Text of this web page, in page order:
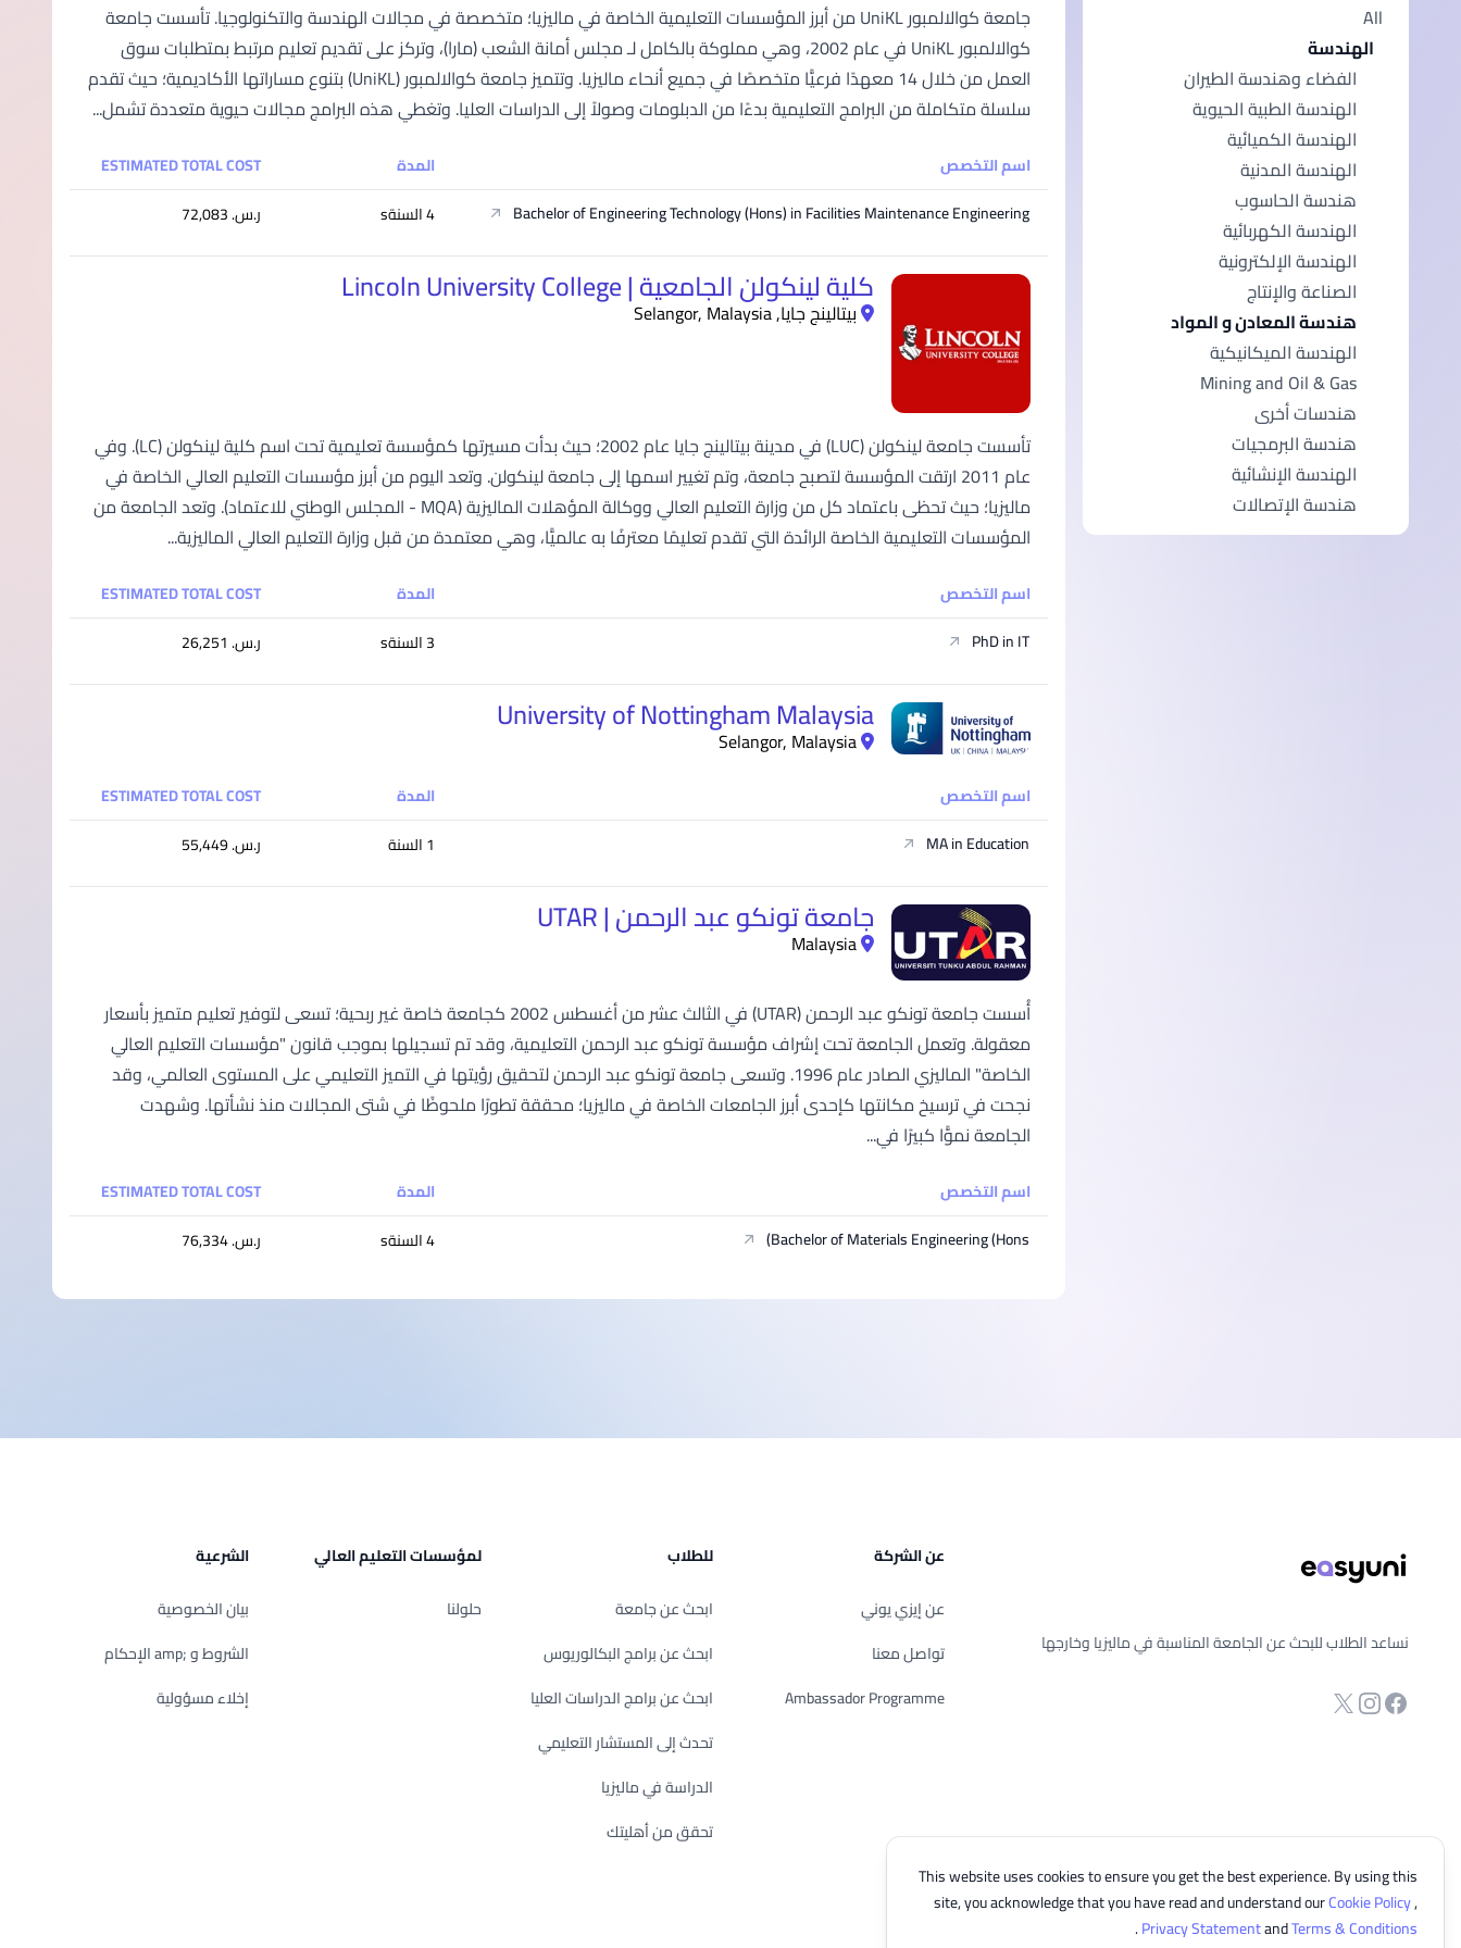
SEGi University Kota Damansara
Management and Science University (MSU)
All
الهندسة
الفضاء وهندسة الطيران
الهندسة الطبية الحيوية
الهندسة الكميائية
الهندسة المدنية
هندسة الحاسوب
الهندسة الكهربائية
الهندسة الإلكترونية
الصناعة والإنتاج
هندسة المعادن و المواد
الهندسة الميكانيكية
Mining and Oil & Gas
هندسات أخرى
هندسة البرمجيات
الهندسة الإنشائية
هندسة الإتصالات
جامعة كوالالمبور UniKL من أبرز المؤسسات التعليمية الخاصة في ماليزيا؛ متخصصة في مجالات الهندسة والتكنولوجيا. تأسست جامعة
كوالالمبور UniKL في عام 2002، وهي مملوكة بالكامل لـ مجلس أمانة الشعب (مارا)، وتركز على تقديم تعليم مرتبط بمتطلبات سوق
العمل من خلال 14 معهدًا فرعيًّا متخصصًا في جميع أنحاء ماليزيا. وتتميز جامعة كوالالمبور (UniKL) بتنوع مساراتها الأكاديمية؛ حيث تقدم
سلسلة متكاملة من البرامج التعليمية بدءًا من الدبلومات وصولاً إلى الدراسات العليا. وتغطي هذه البرامج مجالات حيوية متعددة تشمل...
اسم التخصص المدة
ESTIMATED TOTAL COST
Bachelor of Engineering Technology (Hons) in Facilities Maintenance Engineering
4 السنةs ر.س.‏ 72,083
كلية لينكولن الجامعية | Lincoln University College
بيتالينج جايا, Selangor, Malaysia
تأسست جامعة لينكولن (LUC) في مدينة بيتالينج جايا عام 2002؛ حيث بدأت مسيرتها كمؤسسة تعليمية تحت اسم كلية لينكولن (LC). وفي
عام 2011 ارتقت المؤسسة لتصبح جامعة، وتم تغيير اسمها إلى جامعة لينكولن. وتعد اليوم من أبرز مؤسسات التعليم العالي الخاصة في
ماليزيا؛ حيث تحظى باعتماد كل من وزارة التعليم العالي ووكالة المؤهلات الماليزية (MQA - المجلس الوطني للاعتماد). وتعد الجامعة من
المؤسسات التعليمية الخاصة الرائدة التي تقدم تعليمًا معترفًا به عالميًّا، وهي معتمدة من قبل وزارة التعليم العالي الماليزية...
اسم التخصص المدة
ESTIMATED TOTAL COST
PhD in IT
3 السنةs ر.س.‏ 26,251
University of Nottingham Malaysia
Selangor, Malaysia
اسم التخصص المدة
ESTIMATED TOTAL COST
MA in Education
1 السنة ر.س.‏ 55,449
جامعة تونكو عبد الرحمن | UTAR
Malaysia
أُسست جامعة تونكو عبد الرحمن (UTAR) في الثالث عشر من أغسطس 2002 كجامعة خاصة غير ربحية؛ تسعى لتوفير تعليم متميز بأسعار
معقولة. وتعمل الجامعة تحت إشراف مؤسسة تونكو عبد الرحمن التعليمية، وقد تم تسجيلها بموجب قانون "مؤسسات التعليم العالي
الخاصة" الماليزي الصادر عام 1996. وتسعى جامعة تونكو عبد الرحمن لتحقيق رؤيتها في التميز التعليمي على المستوى العالمي، وقد
نجحت في ترسيخ مكانتها كإحدى أبرز الجامعات الخاصة في ماليزيا؛ محققة تطورًا ملحوظًا في شتى المجالات منذ نشأتها. وشهدت
الجامعة نموًّا كبيرًا في...
اسم التخصص المدة
ESTIMATED TOTAL COST
Bachelor of Materials Engineering (Hons)
4 السنةs ر.س.‏ 76,334
This website uses cookies to ensure you get the best experience. By using this
site, you acknowledge that you have read and understand ourCookie Policy,
Privacy StatementandTerms & Conditions
.
نساعد الطلاب للبحث عن الجامعة المناسبة في ماليزيا وخارجها
صفحة الفيسبوك
انستجرام
Twitter
عن الشركة
عن إيزي يوني
تواصل معنا
Ambassador Programme
للطلاب
ابحث عن جامعة
ابحث عن برامج البكالوريوس
ابحث عن برامج الدراسات العليا
تحدث إلى المستشار التعليمي
الدراسة في ماليزيا
تحقق من أهليتك
لمؤسسات التعليم العالي
حلولنا
الشرعية
بيان الخصوصية
الشروط و ;amp الإحكام
إخلاء مسؤولية